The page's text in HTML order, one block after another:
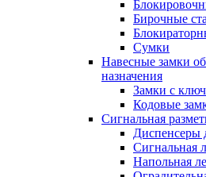
Бирочные
Сумки
Навесные замки
назначения
Замки с
Кодовые
Сигнальная
Диспенсеры
Сигнальная
Напольная